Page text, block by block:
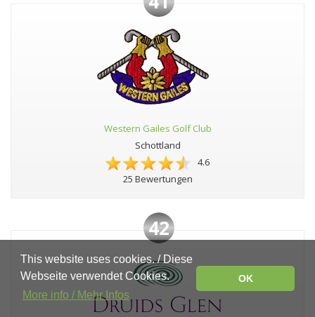
Western Gailes Golf Club
Schottland
4.6
25 Bewertungen
42
This website uses cookies. / Diese
Webseite verwendet Cookies.
More info / Mehr Infos
OK